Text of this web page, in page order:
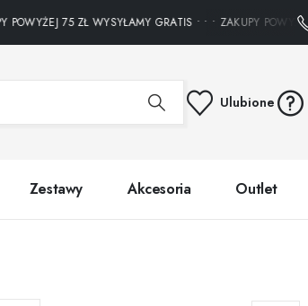
75 ZŁ WYSYŁAMY GRATIS • • • ZAKUPY
Ulubione
Zestawy Akcesoria Outlet